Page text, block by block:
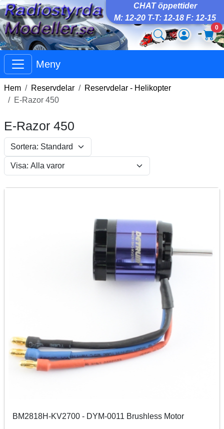
CHAT öppettider
M: 12-20 T-T: 12-18 F: 12-15
0
Meny
Hem Reservdelar
Reservdelar - Helikopter
E-Razor 450
E-Razor 450
BM2818H-KV2700 - DYM-0011 Brushless Motor